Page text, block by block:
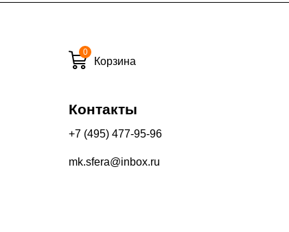
0
Корзина
Контакты
+7 (495) 477-95-96
mk.sfera@inbox.ru